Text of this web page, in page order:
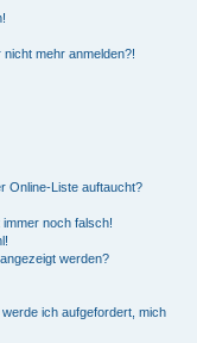
mehr anmelden?!
Online-Liste auftaucht?
noch falsch!
werden?
ich aufgefordert, mich